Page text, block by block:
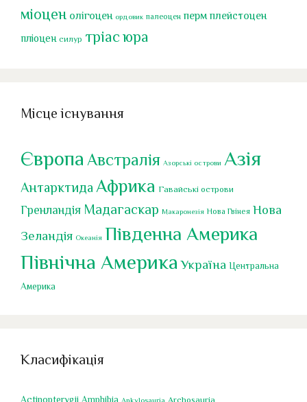
міоцен олігоцен ордовик палеоцен перм плейстоцен
пліоцен силур тріасюра
Місце існування
Європа Австралія Азорські острови Азія
Антарктида Африка Гавайські острови
Гренландія Мадагаскар Макаронезія Нова Гвінея Нова
Зеландія Океанія Південна Америка
Північна Америка Україна Центральна
Америка
Класифікація
Actinopterygii Amphibia Ankylosauria Archosauria